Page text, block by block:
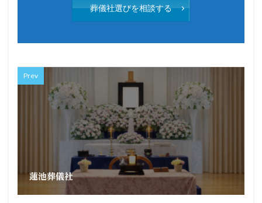
葬儀社選びを相談する
Prev
蓮池葬儀社